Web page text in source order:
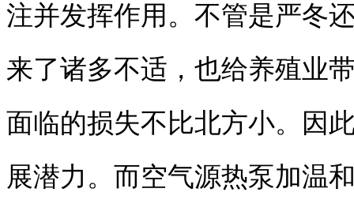
注并发挥作用。不管是严冬
来了诸多不适，也给养殖业
面临的损失不比北方小。因
展潜力。而空气源热泵加温